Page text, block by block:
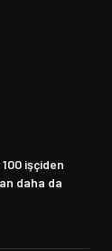
işçiden
daha da